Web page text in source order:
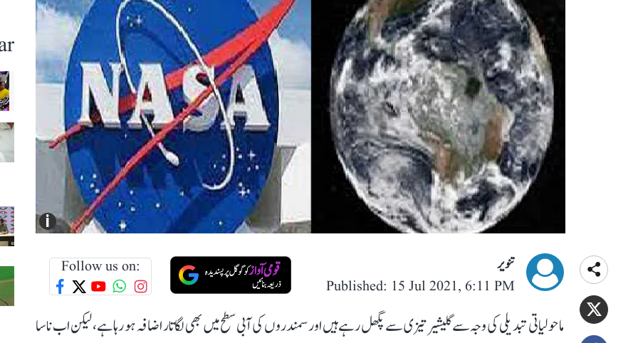
i
تنویر
Published: 15 Jul 2021, 6:11 PM
Follow us on:
ماحولیاتی تبدیلی کی وجہ سے گلیشیر تیزی سے پگھل رہے ہیں اور سمندروں کی آبی سطح میں بھی لگاتار اضافہ ہو رہا ہے، لیکن اب ناسا